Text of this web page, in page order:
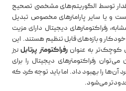
توسط الگوریتم‌های مشخصی تصحیح
و یا سایر پارامترهای مخصوص تبدیل
رفراکتومترهای دیجیتال دارای مزیت
و بازه‌های قابل تنظیم هستند. این
کوچک‌تر به عنوانرفراکتومتر پرتابلنیز
رفراکتومترهای دیجیتال را برای
را بهبود داد. اما باید توجه کرد که
می‌شود.